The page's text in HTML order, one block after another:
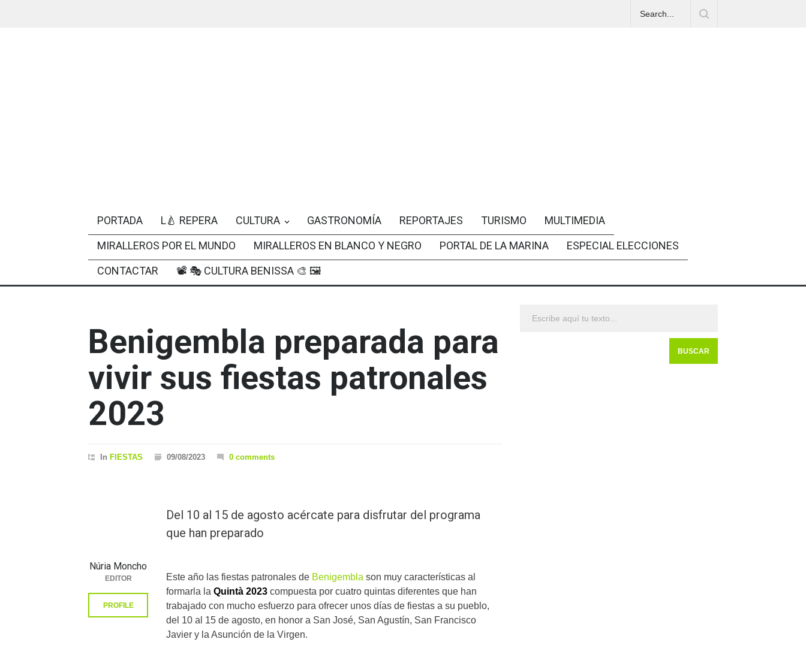
PORTADA L🍐 REPERA CULTURA GASTRONOMÍA REPORTAJES TURISMO
MULTIMEDIA
MIRALLEROS POR EL MUNDO
MIRALLEROS EN BLANCO Y NEGRO PORTAL DE LA MARINA
ESPECIAL ELECCIONES
CONTACTAR
📽 🎭 CULTURA BENISSA 🎨 🖼
Benigembla preparada para
vivir sus fiestas patronales
2023
In FIESTAS 09/08/2023 0 comments
Del 10 al 15 de agosto acércate para disfrutar del programa
que han preparado
Este año las fiestas patronales de Benigembla son muy características al
formarla la Quintà 2023 compuesta por cuatro quintas diferentes que han
trabajado con mucho esfuerzo para ofrecer unos días de fiestas a su pueblo,
del 10 al 15 de agosto, en honor a San José, San Agustín, San Francisco
Javier y la Asunción de la Virgen.
Núria Moncho
EDITOR
PROFILE